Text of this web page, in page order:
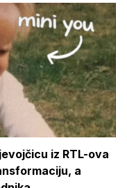
iz RTL-ova
a